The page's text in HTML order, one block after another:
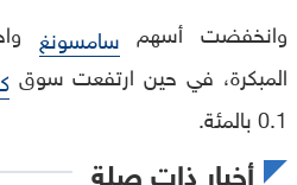
وانخفضت أسهم سامسونغ
المبكرة، في حين ارتفعت سوق
0.1 بالمئة.
أخبار ذات صلة